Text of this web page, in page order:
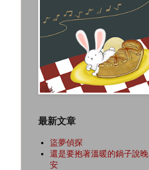
最新文章
盜夢偵探
還是要抱著溫暖的鍋子說晚
安